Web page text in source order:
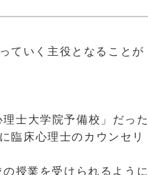
ていく主役となることが
士大学院予備校」だった
臨床心理士のカウンセリ
授業を受けられるように